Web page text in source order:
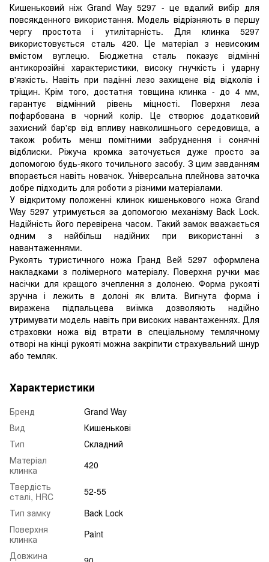
Кишеньковий ніж Grand Way 5297 - це вдалий вибір для
повсякденного використання. Модель відрізняють в першу
чергу простота і утилітарність. Для клинка 5297
використовується сталь 420. Це матеріал з невисоким
вмістом вуглецю. Бюджетна сталь показує відмінні
антикорозійні характеристики, високу гнучкість і ударну
в'язкість. Навіть при падінні лезо захищене від відколів і
тріщин. Крім того, достатня товщина клинка - до 4 мм,
гарантує відмінний рівень міцності. Поверхня леза
пофарбована в чорний колір. Це створює додатковий
захисний бар'єр від впливу навколишнього середовища, а
також робить менш помітними забруднення і сонячні
відблиски. Ріжуча кромка заточується дуже просто за
допомогою будь-якого точильного засобу. З цим завданням
впорається навіть новачок. Універсальна плейнова заточка
добре підходить для роботи з різними матеріалами.
У відкритому положенні клинок кишенькового ножа Grand
Way 5297 утримується за допомогою механізму Back Lock.
Надійність його перевірена часом. Такий замок вважається
одним з найбільш надійних при використанні з
навантаженнями.
Рукоять туристичного ножа Гранд Вей 5297 оформлена
накладками з полімерного матеріалу. Поверхня ручки має
насічки для кращого зчеплення з долонею. Форма рукояті
зручна і лежить в долоні як влита. Вигнута форма і
виражена підпальцева виїмка дозволяють надійно
утримувати модель навіть при високих навантаженнях. Для
страховки ножа від втрати в спеціальному темлячному
отворі на кінці рукояті можна закріпити страхувальний шнур
або темляк.
Характеристики
Бренд
Grand Way
Вид
Кишенькові
Тип
Складний
Матеріал
клинка
420
Твердість
сталі, HRC
52-55
Тип замку
Back Lock
Поверхня
клинка
Paint
Довжина